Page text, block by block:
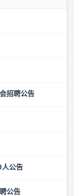
招聘公告
公告
公告